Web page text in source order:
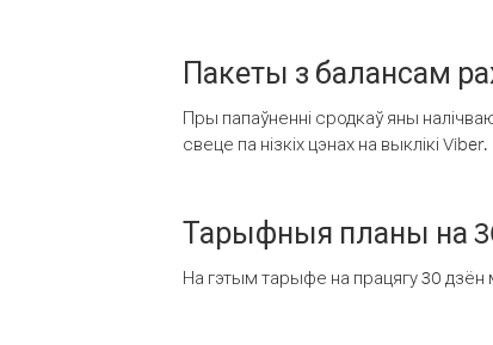
Пакеты з балансам
Пры папаўненні сродкаў яны
свеце па нізкіх цэнах на выклікі Viber.
Тарыфныя планы на
На гэтым тарыфе на працягу 30 дзён